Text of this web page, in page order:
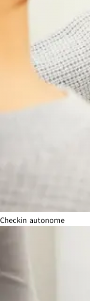
Checkin autonome